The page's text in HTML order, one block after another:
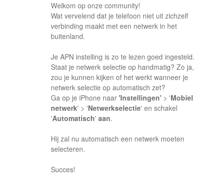
Welkom op onze community!
Wat vervelend dat je telefoon niet uit zichzelf
verbinding maakt met een netwerk in het
buitenland.
Je APN instelling is zo te lezen goed ingesteld.
Staat je netwerk selectie op handmatig? Zo ja,
zou je kunnen kijken of het werkt wanneer je
netwerk selectie op automatisch zet?
Ga op je iPhone naar 'Instellingen' > 'Mobiel
netwerk' > 'Netwerkselectie' en schakel
'Automatisch' aan.
Hij zal nu automatisch een netwerk moeten
selecteren.
Succes!